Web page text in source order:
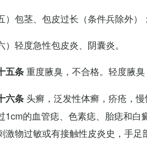
）包茎、包皮过长（条件兵除外）；
）轻度急性包皮炎、阴囊炎。
五条重度腋臭，不合格。轻度腋臭
六条 头癣，泛发性体癣，疥疮，
1cm的血管痣、色素痣、胎痣和白
激物过敏或有接触性皮炎史，手足